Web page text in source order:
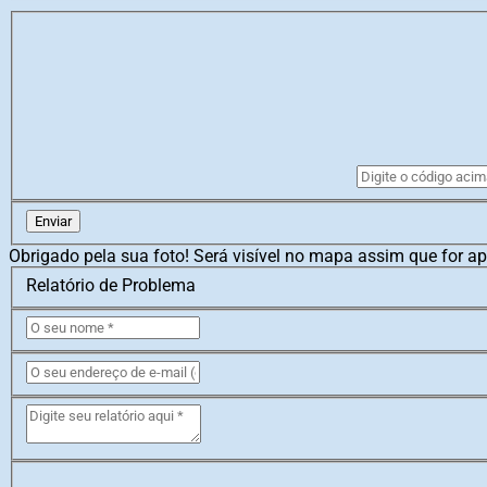
Enviar
Obrigado pela sua foto! Será visível no mapa assim que for
Relatório de Problema